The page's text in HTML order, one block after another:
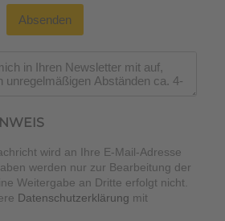
Absenden
*
wird an Ihre E-Mail-Adresse
werden nur zur Bearbeitung der
Weitergabe an Dritte erfolgt nicht.
Datenschutzerklärung mit